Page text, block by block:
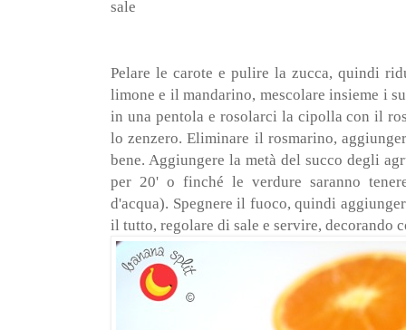
sale
Pelare le carote e pulire la zucca, quindi
limone e il mandarino, mescolare insieme i
in una pentola e rosolarci la cipolla con il
lo zenzero. Eliminare il rosmarino,
bene. Aggiungere la metà del succo degli
per 20' o finché le verdure saranno
d'acqua). Spegnere il fuoco, quindi
il tutto, regolare di sale e servire, decorando